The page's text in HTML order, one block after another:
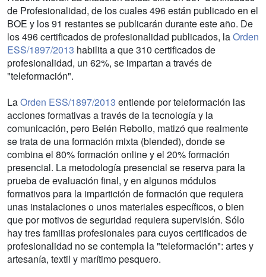
de Profesionalidad, de los cuales 496 están publicado en el
BOE y los 91 restantes se publicarán durante este año. De
los 496 certificados de profesionalidad publicados, laOrden
ESS/1897/2013 habilita a que 310 certificados de
profesionalidad, un 62%, se impartan a través de
"teleformación".
LaOrden ESS/1897/2013 entiende por teleformación las
acciones formativas a través de la tecnología y la
comunicación, pero Belén Rebollo, matizó que realmente
se trata de una formación mixta (blended), donde se
combina el 80% formación online y el 20% formación
presencial. La metodología presencial se reserva para la
prueba de evaluación final, y en algunos módulos
formativos para la impartición de formación que requiera
unas instalaciones o unos materiales específicos, o bien
que por motivos de seguridad requiera supervisión. Sólo
hay tres familias profesionales para cuyos certificados de
profesionalidad no se contempla la "teleformación": artes y
artesanía, textil y marítimo pesquero.